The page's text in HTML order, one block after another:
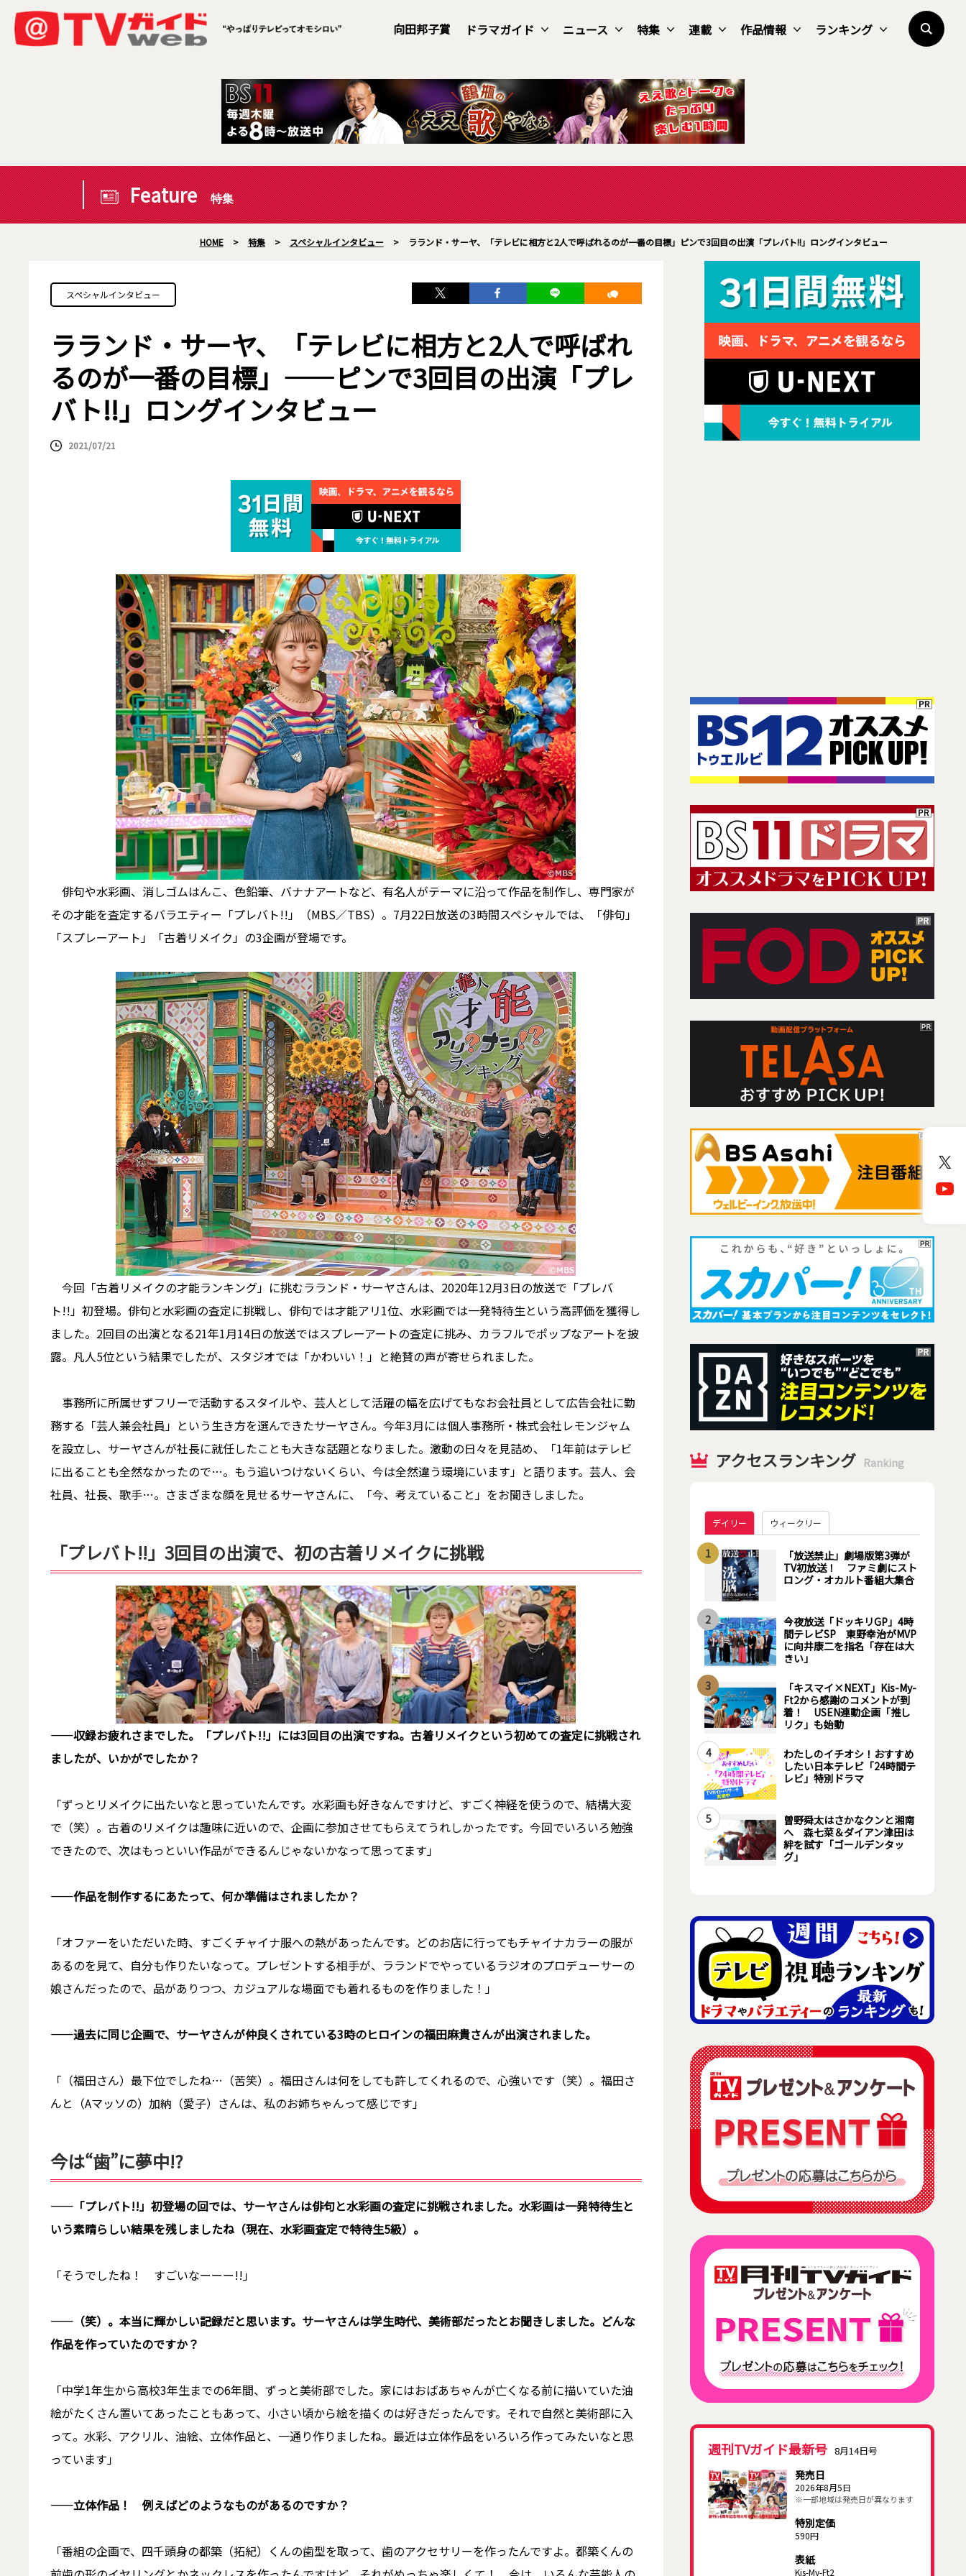
向田邦子賞 ドラマガイド ニュース 特集 連載 作品情報 ランキング
Feature 特集
HOME > 特集 > スペシャルインタビュー > ラランド・サーヤ、「テレビに相方と2人で呼ばれるのが一番の目標」――ピンで3回目の出演「プレバト!!」ロングインタビュー
スペシャルインタビュー
ラランド・サーヤ、「テレビに相方と2人で呼ばれ
るのが一番の目標」――ピンで3回目の出演「プレ
バト!!」ロングインタビュー
2021/07/21
俳句や水彩画、消しゴムはんこ、色鉛筆、バナナアートなど、有名人がテーマに沿って作品を制作し、専門家が
その才能を査定するバラエティー「プレバト!!」（MBS／TBS）。7月22日放送の3時間スペシャルでは、「俳句」
「スプレーアート」「古着リメイク」の3企画が登場です。
今回「古着リメイクの才能ランキング」に挑むラランド・サーヤさんは、2020年12月3日の放送で「プレバ
ト!!」初登場。俳句と水彩画の査定に挑戦し、俳句では才能アリ1位、水彩画では一発特待生という高評価を獲得し
ました。2回目の出演となる21年1月14日の放送ではスプレーアートの査定に挑み、カラフルでポップなアートを披
露。凡人5位という結果でしたが、スタジオでは「かわいい！」と絶賛の声が寄せられました。
事務所に所属せずフリーで活動するスタイルや、芸人として活躍の幅を広げてもなお会社員として広告会社に勤
務する「芸人兼会社員」という生き方を選んできたサーヤさん。今年3月には個人事務所・株式会社レモンジャム
を設立し、サーヤさんが社長に就任したことも大きな話題となりました。激動の日々を見詰め、「1年前はテレビ
に出ることも全然なかったので…。もう追いつけないくらい、今は全然違う環境にいます」と語ります。芸人、会
社員、社長、歌手…。さまざまな顔を見せるサーヤさんに、「今、考えていること」をお聞きしました。
「プレバト!!」3回目の出演で、初の古着リメイクに挑戦
――収録お疲れさまでした。「プレバト!!」には3回目の出演ですね。古着リメイクという初めての査定に挑戦され
ましたが、いかがでしたか？
「ずっとリメイクに出たいなと思っていたんです。水彩画も好きなんですけど、すごく神経を使うので、結構大変
で（笑）。古着のリメイクは趣味に近いので、企画に参加させてもらえてうれしかったです。今回でいろいろ勉強
できたので、次はもっといい作品ができるんじゃないかなって思ってます」
――作品を制作するにあたって、何か準備はされましたか？
「オファーをいただいた時、すごくチャイナ服への熱があったんです。どのお店に行ってもチャイナカラーの服が
あるのを見て、自分も作りたいなって。プレゼントする相手が、ラランドでやっているラジオのプロデューサーの
娘さんだったので、品がありつつ、カジュアルな場面でも着れるものを作りました！」
――過去に同じ企画で、サーヤさんが仲良くされている3時のヒロインの福田麻貴さんが出演されました。
「（福田さん）最下位でしたね…（苦笑）。福田さんは何をしても許してくれるので、心強いです（笑）。福田さ
んと（Aマッソの）加納（愛子）さんは、私のお姉ちゃんって感じです」
今は“歯”に夢中!?
――「プレバト!!」初登場の回では、サーヤさんは俳句と水彩画の査定に挑戦されました。水彩画は一発特待生と
いう素晴らしい結果を残しましたね（現在、水彩画査定で特待生5級）。
「そうでしたね！ すごいなーーー!!」
――（笑）。本当に輝かしい記録だと思います。サーヤさんは学生時代、美術部だったとお聞きしました。どんな
作品を作っていたのですか？
「中学1年生から高校3年生までの6年間、ずっと美術部でした。家にはおばあちゃんが亡くなる前に描いていた油
絵がたくさん置いてあったこともあって、小さい頃から絵を描くのは好きだったんです。それで自然と美術部に入
って。水彩、アクリル、油絵、立体作品と、一通り作りましたね。最近は立体作品をいろいろ作ってみたいなと思
っています」
――立体作品！ 例えばどのようなものがあるのですか？
「番組の企画で、四千頭身の都築（拓紀）くんの歯型を取って、歯のアクセサリーを作ったんですよ。都築くんの
アクセスランキング Ranking
デイリー ウィークリー
1
「放送禁止」劇場版第3弾が
TV初放送！ ファミ劇にスト
ロング・オカルト番組大集合
2
今夜放送「ドッキリGP」4時
間テレビSP 東野幸治がMVP
に向井康二を指名「存在は大
きい」
3
「キスマイ×NEXT」Kis-My-
Ft2から感謝のコメントが到
着！ USEN連動企画「推し
リク」も始動
4
わたしのイチオシ！おすすめ
したい日本テレビ「24時間テ
レビ」特別ドラマ
5
曽野舜太はさかなクンと湘南
へ 森七菜＆ダイアン津田は
絆を試す「ゴールデンタッ
グ」
週刊TVガイド最新号 8月14日号
発売日
2026年8月5日
※一部地域は発売日が異なります
特別定価
590円
表紙
Kis-My-Ft2